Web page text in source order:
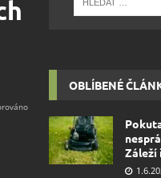
OBLÍBENÉ
Záleží